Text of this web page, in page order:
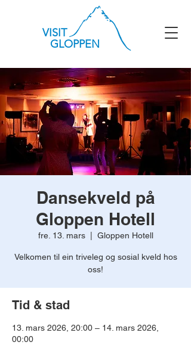
VISIT
GLOPPEN
Dansekveld på
Gloppen Hotell
fre. 13. mars
  |
Gloppen Hotell
Velkomen til ein triveleg og sosial kveld hos
oss!
Tid & stad
13. mars 2026, 20:00 – 14. mars 2026,
00:00